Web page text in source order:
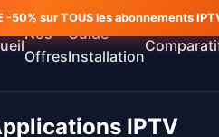
-50% sur TOUS les abonnements
Nos
Offres
Guide
Installation
IPTV